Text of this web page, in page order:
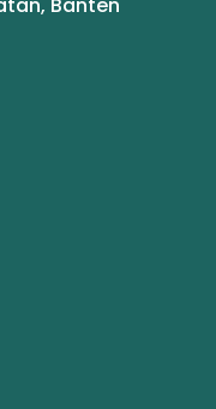
Banten